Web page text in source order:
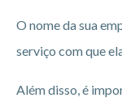
O nome da sua
serviço com que
Além disso, é